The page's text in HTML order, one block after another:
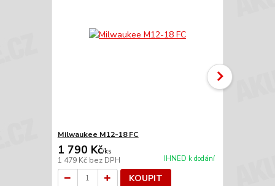
Milwaukee M12-18 FC
1 790 Kč/ks
1 479 Kč bez DPH IHNED k dodání
KOUPIT